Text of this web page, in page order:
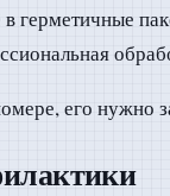
в герметичные
его нужно